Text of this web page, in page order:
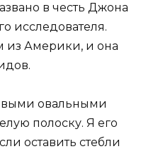
в честь Джона
исследователя.
из Америки, и она
овальными
полоску. Я его
оставить стебли